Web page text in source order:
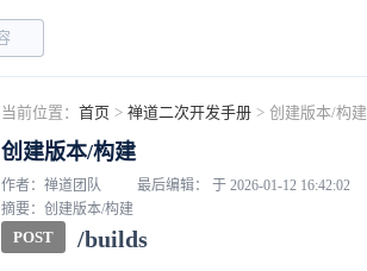
当前位置： 首页 > 禅道二次开发手册 > 创建版本/构建
创建版本/构建
作者：禅道团队 最后编辑： 于 2026-01-12 16:42:02
摘要：创建版本/构建
POST /builds